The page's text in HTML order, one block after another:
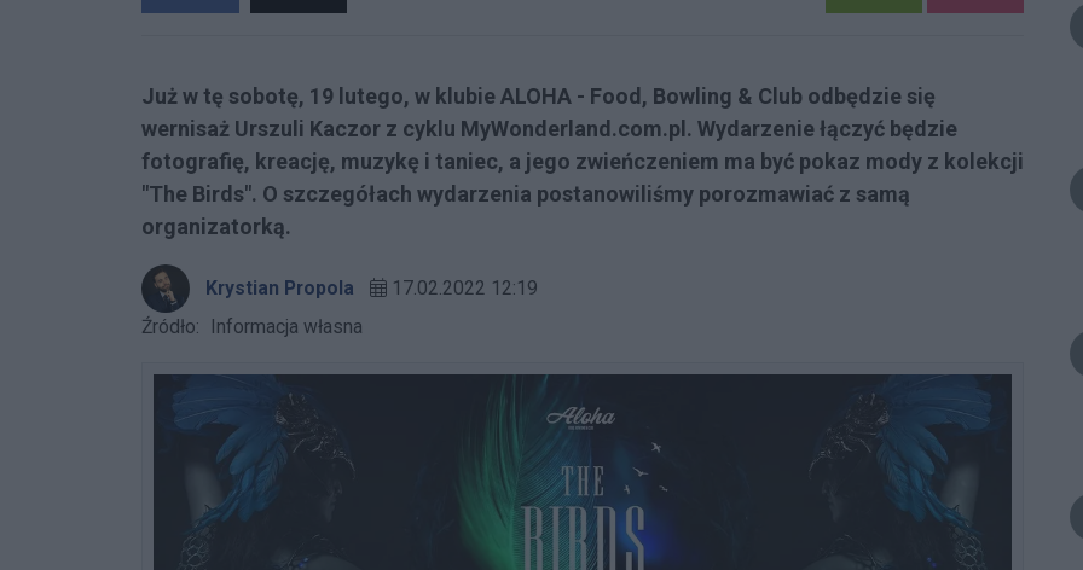
Już w tę sobotę, 19 lutego, w klubie ALOHA - Food, Bowling & Club odbędzie się
wernisaż Urszuli Kaczor z cyklu MyWonderland.com.pl. Wydarzenie łączyć będzie
fotografię, kreację, muzykę i taniec, a jego zwieńczeniem ma być pokaz mody z kolekcji
"The Birds". O szczegółach wydarzenia postanowiliśmy porozmawiać z samą
organizatorką.
Krystian Propola
17.02.2022 12:19
Źródło:
Informacja własna